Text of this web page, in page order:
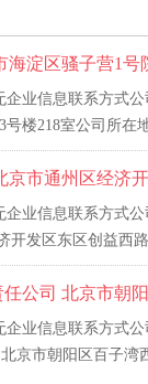
淀区骚子营1号
业信息联系方式
楼218室公司所
市通州区经济
业信息联系方式
开发区东区创益西
公司 北京市朝
业信息联系方式
京市朝阳区百子